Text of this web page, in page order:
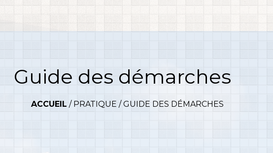
Guide des démarches
ACCUEIL / PRATIQUE /GUIDE DES DÉMARCHES